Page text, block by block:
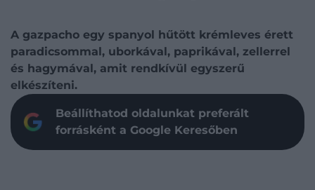
A gazpacho egy spanyol hűtött krémleves érett
paradicsommal, uborkával, paprikával, zellerrel
és hagymával, amit rendkívül egyszerű
elkészíteni.
Beállíthatod oldalunkat preferált
forrásként a Google Keresőben